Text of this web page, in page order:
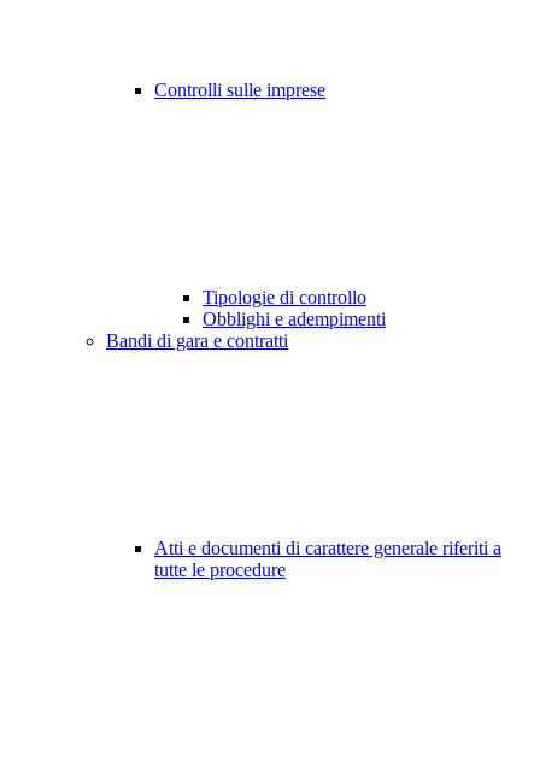
Controlli sulle imprese
Tipologie di controllo
Obblighi e adempimenti
Bandi di gara e contratti
Atti e documenti di carattere generale riferiti a
tutte le procedure